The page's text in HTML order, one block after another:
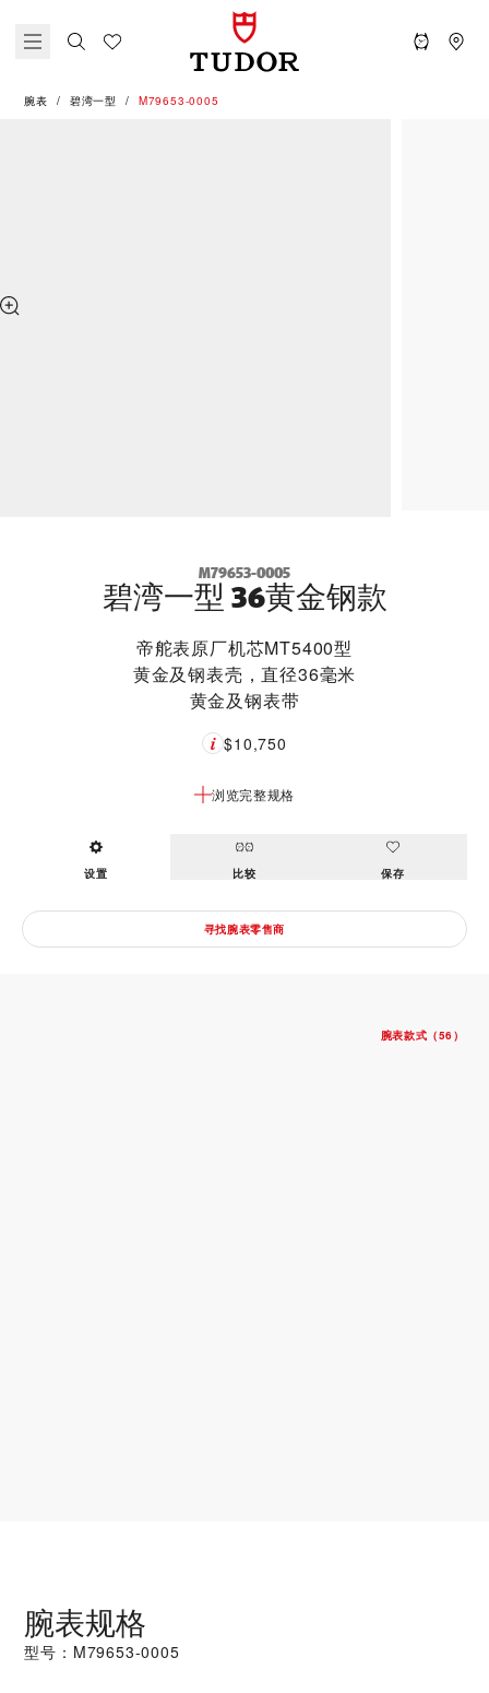
腕表 碧湾一型 M79653-0005
M79653-0005
碧湾一型 36黄金钢款
帝舵表原厂机芯MT5400型
黄金及钢表壳，直径36毫米
黄金及钢表带
浏览完整规格
$10,750
设置 比较 保存
寻找腕表零售商
腕表款式（56）
腕表规格
型号：M79653-0005